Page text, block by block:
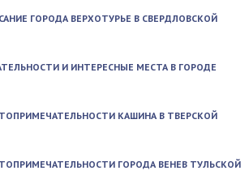
ГОРОДА ВЕРХОТУРЬЕ В СВЕРДЛОВСКОЙ
И ИНТЕРЕСНЫЕ МЕСТА В ГОРОДЕ
КАШИНА В ТВЕРСКОЙ
ГОРОДА ВЕНЕВ ТУЛЬСКОЙ